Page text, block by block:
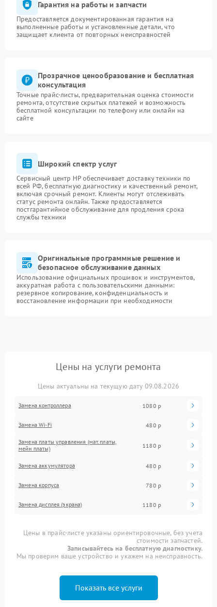
Гарантия на работы и запчасти
Предоставляется документированная гарантия на
выполненные работы и установленные детали, что
защищает клиента от повторных неисправностей
Прозрачное ценообразование и бесплатная
консультация
Точные прайс-листы, предварительная оценка стоимости
ремонта, отсутствие скрытых платежей и возможность
бесплатной консультации по телефону или онлайн на
сайте
Широкий спектр услуг
Сервисный центр HP обеспечивает доставку техники по
всей РФ, бесплатную диагностику и качественный ремонт,
включая срочный ремонт. Клиенты могут отслеживать
статус ремонта онлайн. Также предоставляется
постгарантийное обслуживание для продления срока
службы техники
Оригинальные программные решение и
безопасное обслуживание данных
Использование официальных прошивок и инструментов,
аккуратная работа с пользовательскими данными:
резервное копирование, конфиденциальность и
восстановление информации при необходимости
Цены на услуги ремонта
Цены актуальны на текущую дату 09.08.2026
Замена контроллера 1080 р
Замена Wi-Fi 480 р
Замена платы управления (мат.платы,
мейн платы)
1180 р
Замена аккумулятора 480 р
Замена корпуса 780 р
Замена дисплея (экрана) 1180 р
Цены в прайс-листе указаны ориентировочные, без учета
стоимости запчастей.
Записывайтесь на бесплатную диагностику.
Мы проверим ваше устройство и укажем на неисправность.
Показать все услуги